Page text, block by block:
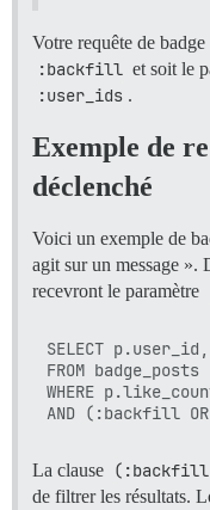
Votre requête de
:backfill et soit le
:user_ids .
Exemple de
déclenché
Voici un exemple de
agit sur un message ».
recevront le paramètre
SELECT
FROM badge_posts
WHERE
La clause (:backfill
de filtrer les résultats.